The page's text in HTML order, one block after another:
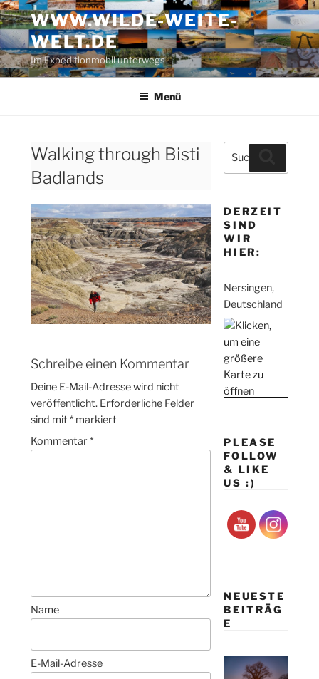
Zum
Inhalt
springen
WWW.WILDE-WEITE-
WELT.DE
Im Expeditionmobil unterwegs
Menü
Walking through Bisti
Badlands
Schreibe einen Kommentar
Deine E-Mail-Adresse wird nicht
veröffentlicht. Erforderliche Felder
sind mit* markiert
Kommentar*
Name
E-Mail-Adresse
Suche
nach:
DERZEIT
SIND
WIR
HIER:
Nersingen,
Deutschland
PLEASE
FOLLOW
& LIKE
US :)
NEUESTE
BEITRÄG
E